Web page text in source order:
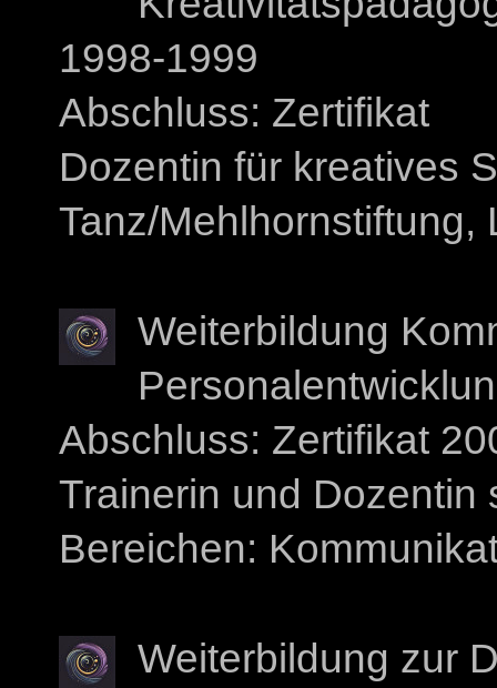
1998-1999
Abschluss: Zertifikat
Dozentin für kreatives
Tanz/Mehlhornstiftung,
Weiterbildung
Abschluss: Zertifikat
Trainerin und Dozentin
Bereichen:
Weiterbildung zur